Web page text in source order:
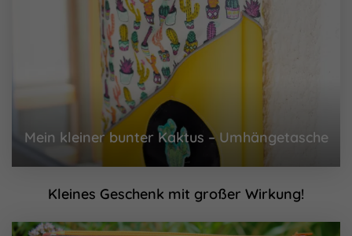
Mein kleiner bunter Kaktus – Umhängetasche
Kleines Geschenk mit großer Wirkung!